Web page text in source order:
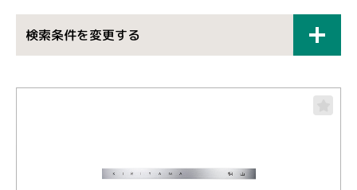
検索条件を変更する